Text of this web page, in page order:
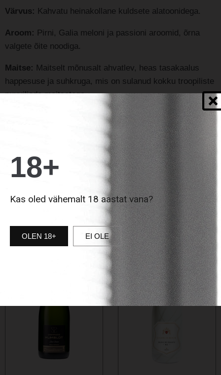
Värvus: Kahvatu heinakollane kuldsete alatoonidega.
Aroom: Pirni, Galia meloni ja passioni aroomid, õrna
valgete õite noodiga.
Maitse: Maitselt mõnusalt ahvatlev, heas tasakaalus
happesuse ja suhkruga, mis on sulanud kokku troopiliste
puuviljade maitsetega.
Serveerimise soovitused:Parim
serveerimistemperatuur 6-9°C. Nautimiseks taimetoidu,
sealiha, karpide ja laagerdunud liha kõrvale.
ENIM MÜÜDUD
18+
Kas oled vähemalt 18 aastat vana?
OLEN 18+ EI OLE